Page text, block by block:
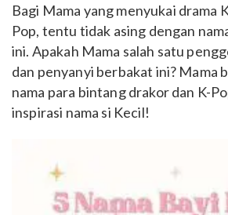
Bagi Mama yang menyukai drama
Pop, tentu tidak asing dengan
ini. Apakah Mama salah satu
dan penyanyi berbakat ini? Mama
nama para bintang drakor dan K-
inspirasi nama si Kecil!